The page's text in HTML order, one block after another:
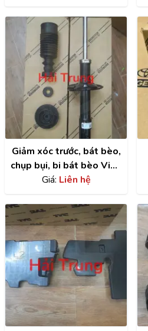
Giảm xóc trước, bát bèo,
chụp bụi, bi bát bèo Vios
2014-2022
Giá: Liên hệ